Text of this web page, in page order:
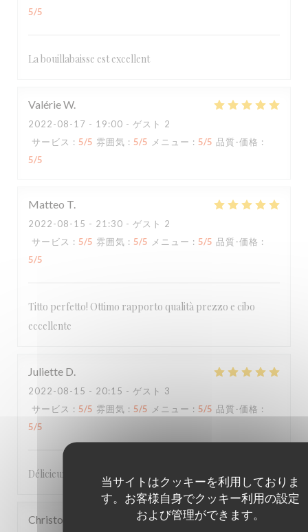
当サイトはクッキーを利用しておりま
す。お客様自身でクッキー利用の設定
および管理ができます。
5/5
La bouillabaisse est excellent
ValérieW
2022-08-17 - 19:00 - ゲスト 2
サービス : 5/5 雰囲気 : 5/5 メニュー : 5/5 品質-価格 :
5/5
Matteo T
2022-08-15 - 21:30 - ゲスト 2
サービス : 5/5 雰囲気 : 5/5 メニュー : 5/5 品質-価格 :
5/5
Titto perfetto! Ottimo rapporto qualità prezzo e cibo
eccellente
Juliette D
2022-08-15 - 20:15 - ゲスト 3
サービス : 5/5 雰囲気 : 5/5 メニュー : 5/5 品質-価格 :
5/5
Délicieux et accueil au top ! Je recommande sans hésiter !!!
Christophe